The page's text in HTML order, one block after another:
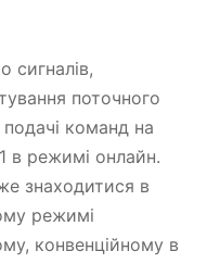
сигналів,
поточного
команд на
в режимі онлайн.
знаходитися в
режимі
конвенційному в